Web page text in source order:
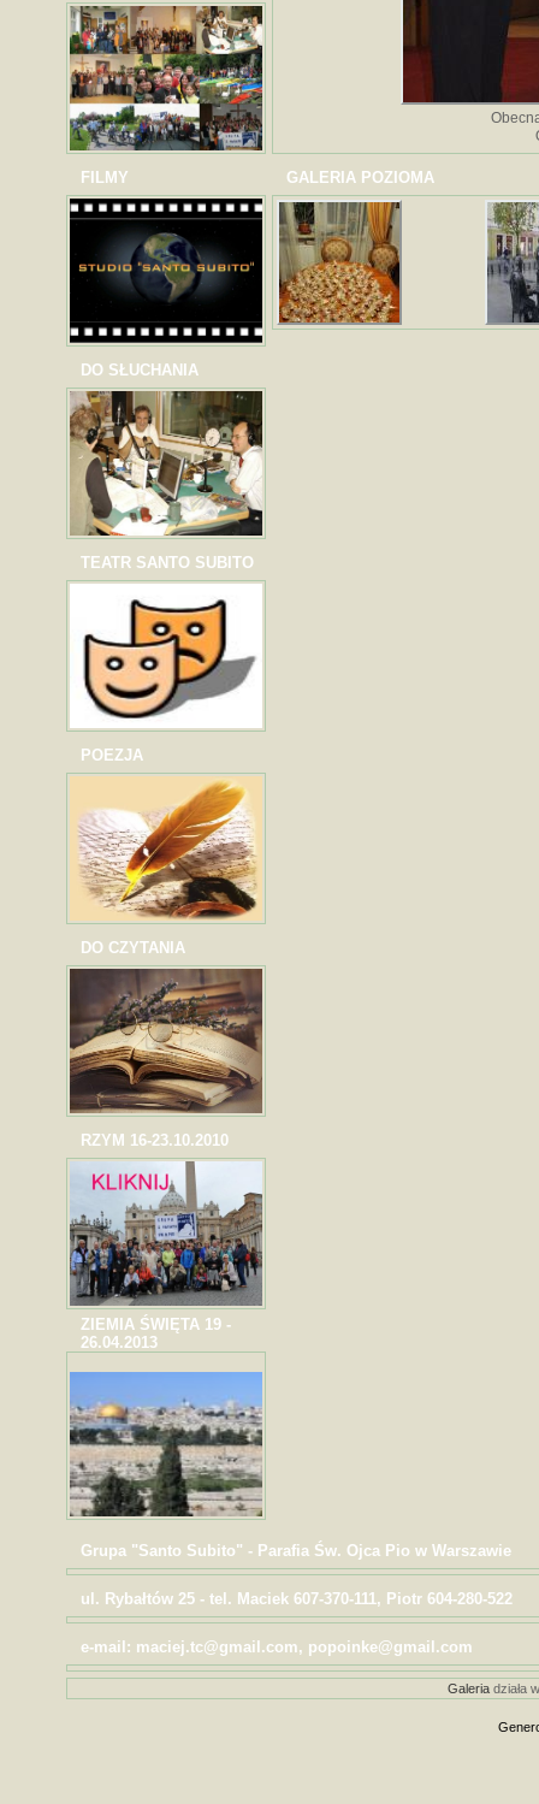
FILMY
DO SŁUCHANIA
TEATR SANTO SUBITO
POEZJA
DO CZYTANIA
RZYM 16-23.10.2010
ZIEMIA ŚWIĘTA 19 -
26.04.2013
GALERIA POZIOMA
Grupa "Santo Subito" - Parafia Św. Ojca Pio w Warszawie
ul. Rybałtów 25 - tel. Maciek 607-370-111, Piotr 604-280-522
e-mail: maciej.tc@gmail.com, popoinke@gmail.com
Galeriadziała